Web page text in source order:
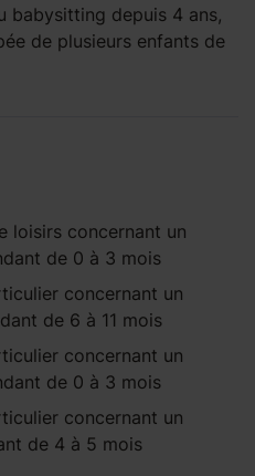
babysitting depuis 4 ans,
de plusieurs enfants de
loisirs concernant un
de 0 à 3 mois
concernant un
de 6 à 11 mois
concernant un
de 0 à 3 mois
concernant un
de 4 à 5 mois